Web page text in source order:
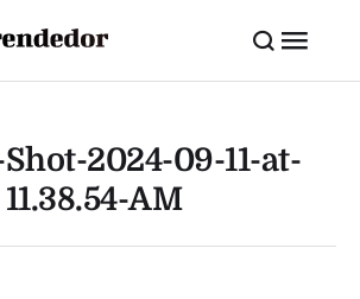
2024-09-11-at-
11.38.54-AM